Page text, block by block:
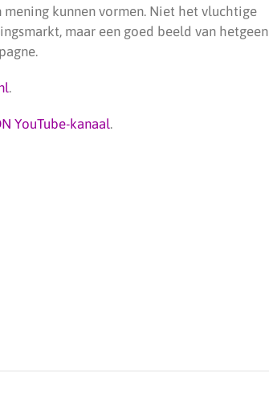
kunnen vormen. Niet het vluchtige
maar een goed beeld van hetgeen
.
YouTube-kanaal.